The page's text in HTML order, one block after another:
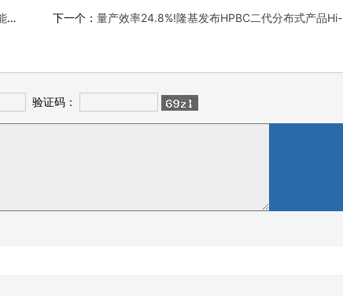
下一个：量产效率24.8%!隆基发布HPBC二代分布式产品Hi-MO X10
验证码：